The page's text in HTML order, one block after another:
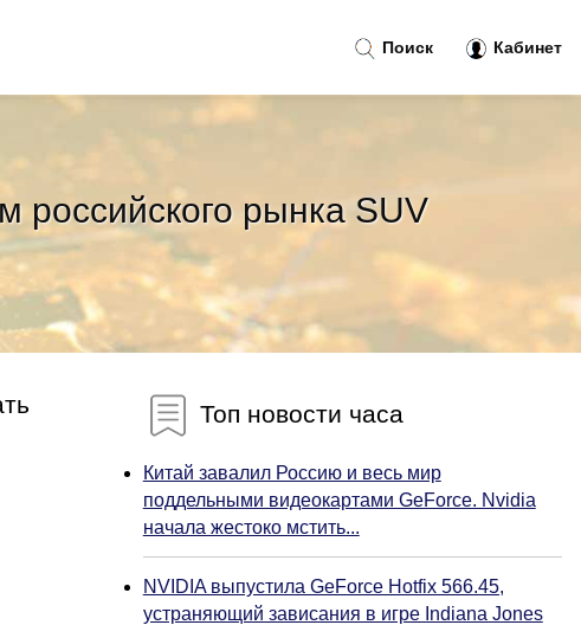
российского рынка SUV
Топ новости часа
Китай завалил Россию и весь мир
поддельными видеокартами GeForce. Nvidia
начала жестоко мстить...
NVIDIA выпустила GeForce Hotfix 566.45,
устраняющий зависания в игре Indiana Jones
Поиск Кабинет